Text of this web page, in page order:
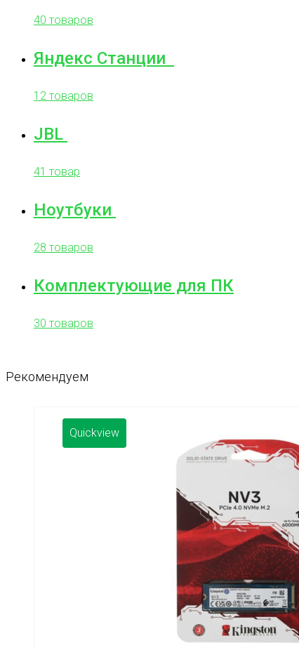
40 товаров
Яндекс Станции
12 товаров
JBL
41 товар
Ноутбуки
28 товаров
Комплектующие для ПК
30 товаров
Рекомендуем
Quickview